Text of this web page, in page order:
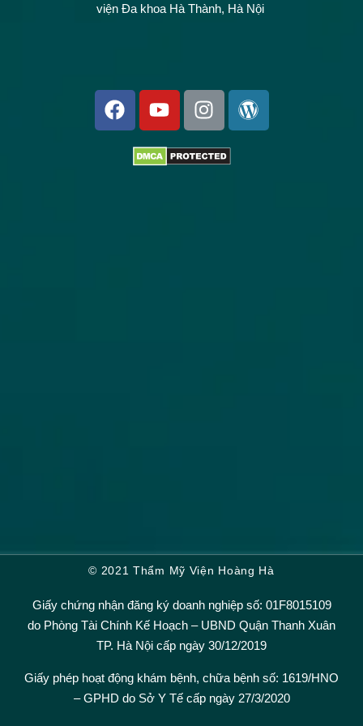
viện Đa khoa Hà Thành, Hà Nội
© 2021 Thẩm Mỹ Viện Hoàng Hà
Giấy chứng nhận đăng ký doanh nghiệp số: 01F8015109
do Phòng Tài Chính Kế Hoạch – UBND Quận Thanh Xuân
TP. Hà Nội cấp ngày 30/12/2019
Giấy phép hoạt động khám bệnh, chữa bệnh số: 1619/HNO
– GPHD do Sở Y Tế cấp ngày 27/3/2020